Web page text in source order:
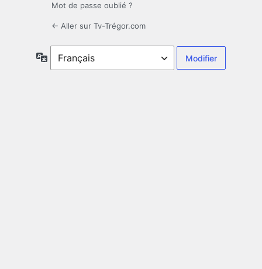
Mot de passe oublié ?
← Aller sur Tv-Trégor.com
Langue